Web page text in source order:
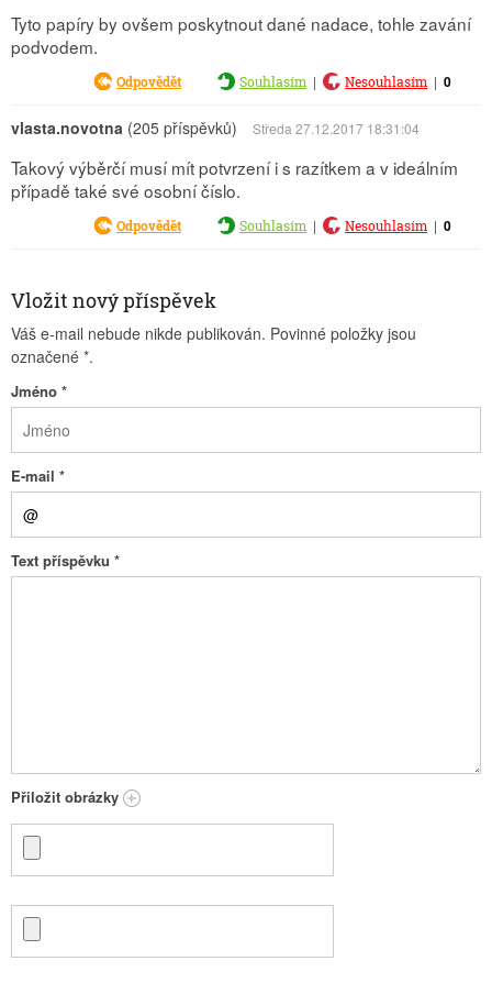
Tyto papíry by ovšem poskytnout dané nadace, tohle zavání
podvodem.
Odpovědět Souhlasím | Nesouhlasím | 0
vlasta.novotna (205 příspěvků) Středa 27.12.2017 18:31:04
Takový výběrčí musí mít potvrzení i s razítkem a v ideálním
případě také své osobní číslo.
Odpovědět Souhlasím | Nesouhlasím | 0
Vložit nový příspěvek
Váš e-mail nebude nikde publikován. Povinné položky jsou
označené *.
Jméno *
E-mail *
Text příspěvku *
Přiložit obrázky